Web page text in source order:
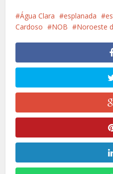
Água Clara esplanada
Cardoso
NOB Noroeste